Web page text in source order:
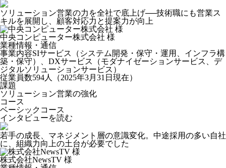
ソリューション営業の力を全社で底上げ──技術職にも営業ス
キルを展開し、顧客対応力と提案力が向上
中央コンピューター株式会社 様
業種情報・通信
事業内容SIサービス（システム開発・保守・運用、インフラ構
築・保守）、DXサービス（モダナイゼーションサービス、デ
ジタルソリューションサービス）
従業員数594人（2025年3月31日現在）
課題
ソリューション営業の強化
コース
ベーシックコース
インタビューを読む
若手の成長、マネジメント層の意識変化。中途採用の多い自社
に、組織力向上の土台が必要でした
株式会社NewsTV 様